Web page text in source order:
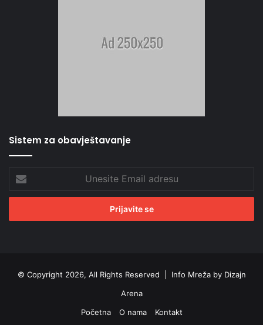
Sistem za obavještavanje
Email
adresu
© Copyright 2026, All Rights Reserved | Info Mreža by Dizajn
Arena
Početna
O nama Kontakt